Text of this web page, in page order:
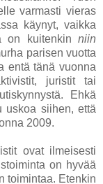
varmasti vieras
käynyt, vaikka
on kuitenkin niin
parisen vuotta
entä tänä vuonna
juristit tai
Ehkä
uskoa siihen, että
2009.
ovat ilmeisesti
on hyvää
toimintaa. Etenkin